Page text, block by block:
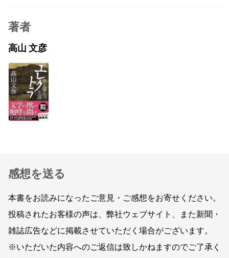
著者
高山 文彦
感想を送る
本書をお読みになったご意見・ご感想をお寄せください。
投稿されたお客様の声は、弊社ウェブサイト、また新聞・
雑誌広告などに掲載させていただく場合がございます。
※いただいた内容へのご返信は致しかねますのでご了承く